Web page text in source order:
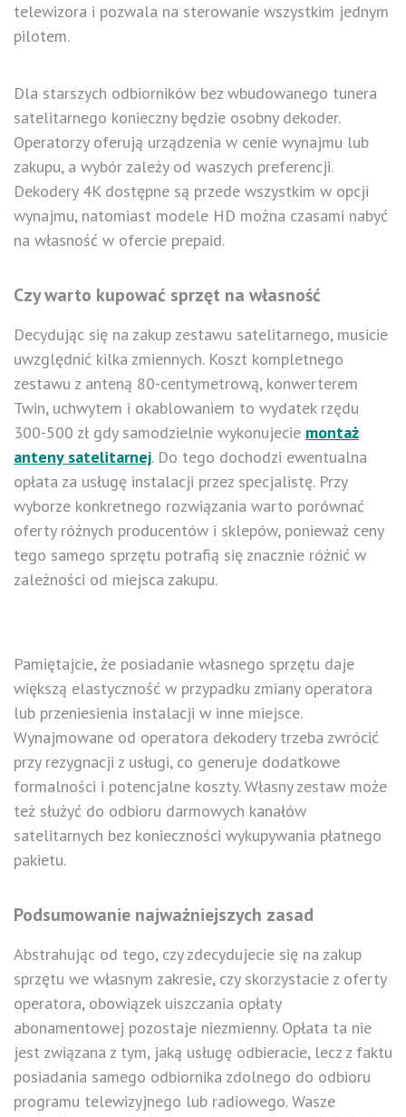
telewizora i pozwala na sterowanie wszystkim jednym
pilotem.
Dla starszych odbiorników bez wbudowanego tunera
satelitarnego konieczny będzie osobny dekoder.
Operatorzy oferują urządzenia w cenie wynajmu lub
zakupu, a wybór zależy od waszych preferencji.
Dekodery 4K dostępne są przede wszystkim w opcji
wynajmu, natomiast modele HD można czasami nabyć
na własność w ofercie prepaid.
Czy warto kupować sprzęt na własność
Decydując się na zakup zestawu satelitarnego, musicie
uwzględnić kilka zmiennych. Koszt kompletnego
zestawu z anteną 80-centymetrową, konwerterem
Twin, uchwytem i okablowaniem to wydatek rzędu
300-500 zł gdy samodzielnie wykonujecie montaż
anteny satelitarnej. Do tego dochodzi ewentualna
opłata za usługę instalacji przez specjalistę. Przy
wyborze konkretnego rozwiązania warto porównać
oferty różnych producentów i sklepów, ponieważ ceny
tego samego sprzętu potrafią się znacznie różnić w
zależności od miejsca zakupu.
Pamiętajcie, że posiadanie własnego sprzętu daje
większą elastyczność w przypadku zmiany operatora
lub przeniesienia instalacji w inne miejsce.
Wynajmowane od operatora dekodery trzeba zwrócić
przy rezygnacji z usługi, co generuje dodatkowe
formalności i potencjalne koszty. Własny zestaw może
też służyć do odbioru darmowych kanałów
satelitarnych bez konieczności wykupywania płatnego
pakietu.
Podsumowanie najważniejszych zasad
Abstrahując od tego, czy zdecydujecie się na zakup
sprzętu we własnym zakresie, czy skorzystacie z oferty
operatora, obowiązek uiszczania opłaty
abonamentowej pozostaje niezmienny. Opłata ta nie
jest związana z tym, jaką usługę odbieracie, lecz z faktu
posiadania samego odbiornika zdolnego do odbioru
programu telewizyjnego lub radiowego. Wasze